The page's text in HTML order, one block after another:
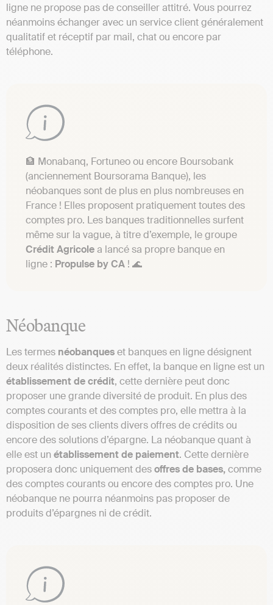
ligne ne propose pas de conseiller attitré. Vous pourrez
néanmoins échanger avec un service client généralement
qualitatif et réceptif par mail, chat ou encore par
téléphone.
🏦 Monabanq, Fortuneo ou encore Boursobank
(anciennement Boursorama Banque), les
néobanques sont de plus en plus nombreuses en
France ! Elles proposent pratiquement toutes des
comptes pro. Les banques traditionnelles surfent
même sur la vague, à titre d’exemple, le groupe
CréditAgricolea lancé sa propre banque en
ligne : Propulse by CA ! 🌊
Néobanque
Les termes néobanqueset banques en ligne désignent
deux réalités distinctes. En effet, la banque en ligne est un
établissementdecrédit, cette dernière peut donc
proposer une grande diversité de produit. En plus des
comptes courants et des comptes pro, elle mettra à la
disposition de ses clients divers offres de crédits ou
encore des solutions d’épargne. La néobanque quant à
elle est un établissementde paiement. Cette dernière
proposera donc uniquement desoffresde bases,comme
des comptes courants ou encore des comptes pro. Une
néobanque ne pourra néanmoins pas proposer de
produits d’épargnes ni de crédit.